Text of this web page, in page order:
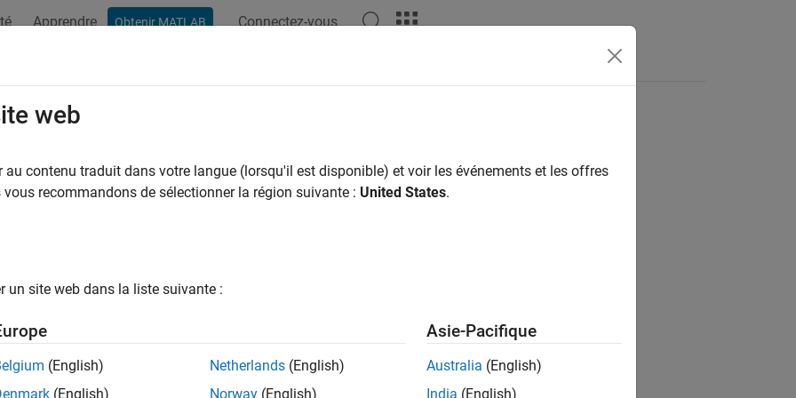
Apprendre Obtenir MATLAB Connectez-vous
Setpoint
setpoint
Required:This feature requires theUAV Toolbox Support Package for ArduPilot Autopilots
web
au contenu traduit dans votre langue (lorsqu'il est disponible) et voir les événements et les offres
vous recommandons de sélectionner la région suivante : United States.
un site web dans la liste suivante :
(English)
(English)
Netherlands (English)
Norway (English)
Asie-Pacifique
Australia (English)
India (English)